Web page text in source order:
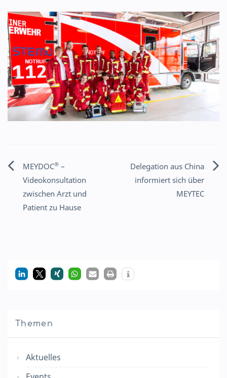
Beitragsnavigation
MEYDOC® –
Videokonsultation
zwischen Arzt und
Patient zu Hause
Delegation aus China
informiert sich über
MEYTEC
Themen
Aktuelles